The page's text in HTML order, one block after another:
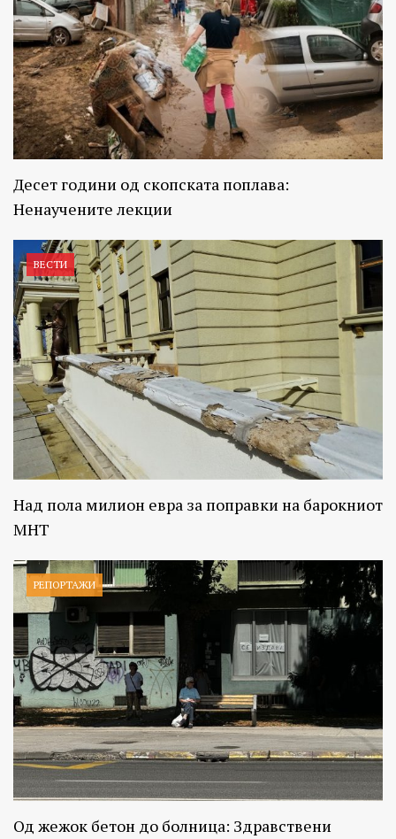
Десет години од скопската поплава:
Ненаучените лекции
ВЕСТИ
Над пола милион евра за поправки на барокниот
МНТ
РЕПОРТАЖИ
Од жежок бетон до болница: Здравствени